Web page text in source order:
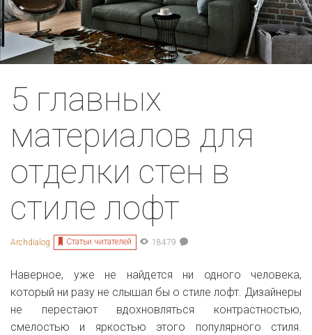
5 главных
материалов для
отделки стен в
стиле лофт
Archdialog Статьи читателей 18479
Наверное, уже не найдется ни одного человека,
который ни разу не слышал бы о стиле лофт. Дизайнеры
не перестают вдохновляться контрастностью,
смелостью и яркостью этого популярного стиля.